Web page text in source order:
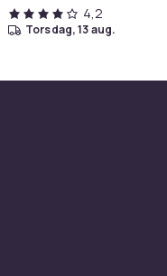
4,2
torsdag, 13 aug.